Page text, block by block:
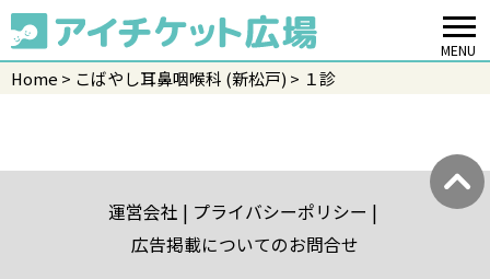
MENU
Home こばやし耳鼻咽喉科 (新松戸) １診
運営会社
プライバシーポリシー
広告掲載についてのお問合せ